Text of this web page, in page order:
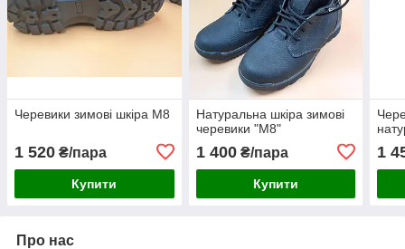
Черевики зимові шкіра М8
1 520 ₴/пара
Купити
Натуральна шкіра зимові
черевики "М8"
1 400₴/пара
Купити
1
Про нас